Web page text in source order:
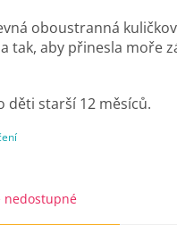
nedostupné
oboustranná
tak, aby přinesla moře
děti starší 12 měsíců.